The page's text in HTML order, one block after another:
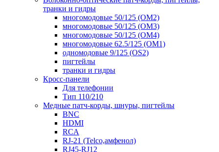
транки и гидры
многомодовые 50/125 (OM2)
многомодовые 50/125 (OM3)
многомодовые 50/125 (OM4)
многомодовые 62.5/125 (OM1)
одномодовые 9/125 (OS2)
пигтейлы
транки и гидры
Кросс-панели
Для телефонии
Тип 110/210
Медные патч-корды, шнуры, пигтейлы
BNC
HDMI
RCA
RJ-21 (Telco,амфенол)
RJ45-RJ12